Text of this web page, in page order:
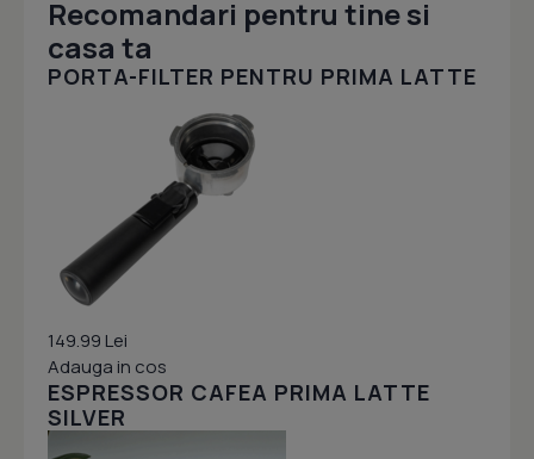
Recomandari pentru tine si
casa ta
PORTA-FILTER PENTRU PRIMA LATTE
149.99 Lei
Adauga in cos
ESPRESSOR CAFEA PRIMA LATTE
SILVER